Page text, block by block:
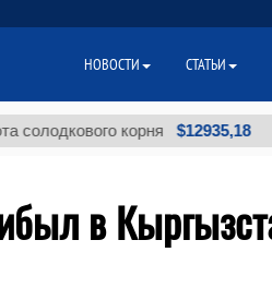
корня $12935,18
в
НОВОСТИ СТАТЬИ